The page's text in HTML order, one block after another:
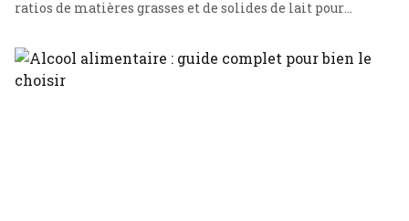
ratios de matières grasses et de solides de lait pour